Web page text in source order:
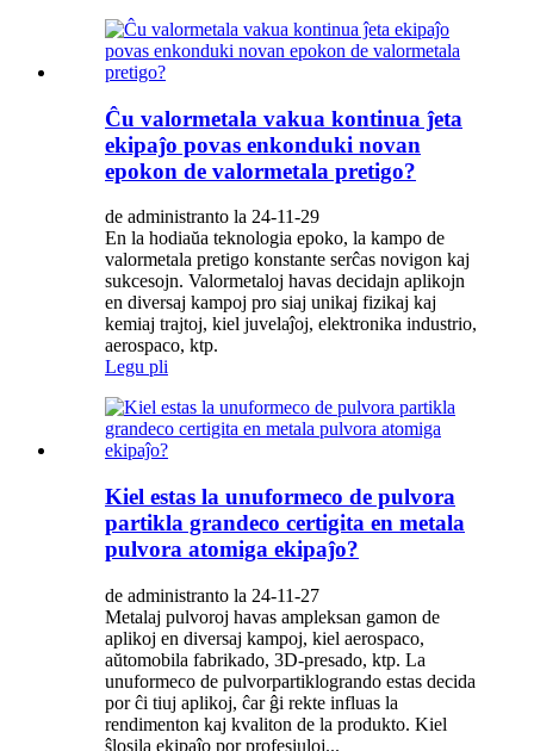
Ĉu valormetala vakua kontinua ĵeta
ekipaĵo povas enkonduki novan
epokon de valormetala pretigo?
de administranto la 24-11-29
En la hodiaŭa teknologia epoko, la kampo de
valormetala pretigo konstante serĉas novigon kaj
sukcesojn. Valormetaloj havas decidajn aplikojn
en diversaj kampoj pro siaj unikaj fizikaj kaj
kemiaj trajtoj, kiel juvelaĵoj, elektronika industrio,
aerospaco, ktp.
Legu pli
Kiel estas la unuformeco de pulvora
partikla grandeco certigita en metala
pulvora atomiga ekipaĵo?
de administranto la 24-11-27
Metalaj pulvoroj havas ampleksan gamon de
aplikoj en diversaj kampoj, kiel aerospaco,
aŭtomobila fabrikado, 3D-presado, ktp. La
unuformeco de pulvorpartiklogrando estas decida
por ĉi tiuj aplikoj, ĉar ĝi rekte influas la
rendimenton kaj kvaliton de la produkto. Kiel
ŝlosila ekipaĵo por profesiuloj...